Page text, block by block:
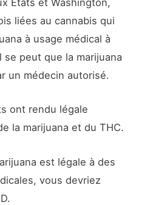
États et Washington,
liées au cannabis qui
à usage médical à
peut que la marijuana
un médecin autorisé.
ont rendu légale
la marijuana et du THC.
est légale à des
vous devriez